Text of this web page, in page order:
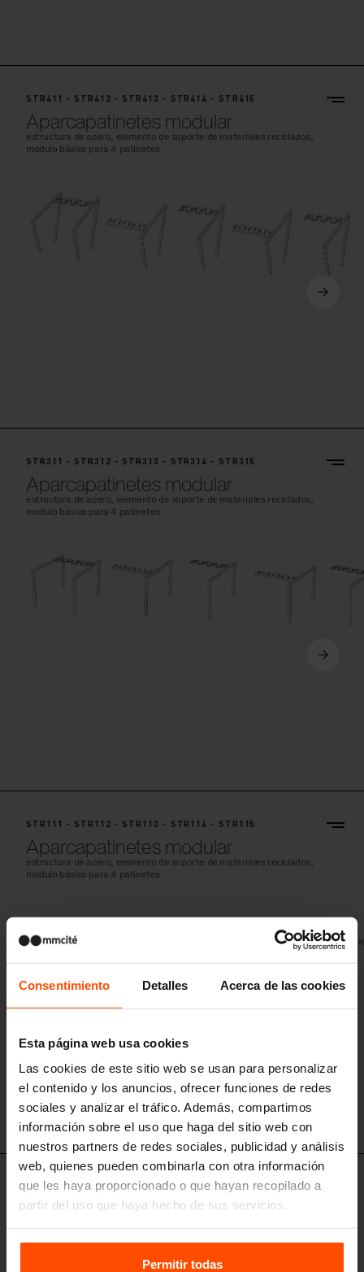
Consentimiento Detalles Acerca de las cookies
Esta página web usa cookies
Las cookies de este sitio web se usan para personalizar
el contenido y los anuncios, ofrecer funciones de redes
sociales y analizar el tráfico. Además, compartimos
información sobre el uso que haga del sitio web con
nuestros partners de redes sociales, publicidad y análisis
web, quienes pueden combinarla con otra información
que les haya proporcionado o que hayan recopilado a
partir del uso que haya hecho de sus servicios.
Para más información, visitePrinciples Relating to the
Processing Personal Data.Permitir todas
STR411 - STR412 - STR413 - STR414 - STR415
Aparcapatinetes modular
estructura de acero, elemento de soporte de materiales reciclados,
modulo básico para 4 patinetes
STR311 - STR312 - STR313 - STR314 - STR315
Aparcapatinetes modular
estructura de acero, elemento de soporte de materiales reciclados,
modulo básico para 4 patinetes
STR111 - STR112 - STR113 - STR114 - STR115
Aparcapatinetes modular
estructura de acero, elemento de soporte de materiales reciclados,
modulo básico para 4 patinetes
STR415 - STR417 - STR419
Aparcapatinetes modular